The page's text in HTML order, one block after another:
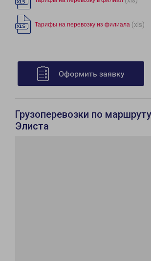
Тарифы на перевозку из филиала (xls)
Оформить заявку
Грузоперевозки по
Элиста